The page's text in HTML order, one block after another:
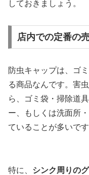
しておきましょう。
店内での定番の
防虫キャップは、ゴ
る商品なんです。害
ら、ゴミ袋・掃除道
ー、もしくは洗面所
ていることが多いです
特に、 シンク周りの